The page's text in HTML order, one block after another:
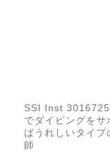
SSI Inst
でダイビングを
ばうれしいタイ
師